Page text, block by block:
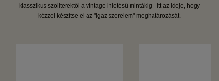
klasszikus szoliterektől a vintage ihletésű mintákig - itt az ideje, hogy
kézzel készítse el az "igaz szerelem" meghatározását.